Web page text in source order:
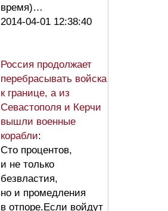
время)…
2014-04-01 12:38:40
Россия продолжает
перебрасывать войска
к границе, а из
Севастополя и Керчи
вышли военные
корабли:
Сто процентов,
и не только
безвластия,
но и промедления
в отпоре.Если войдут